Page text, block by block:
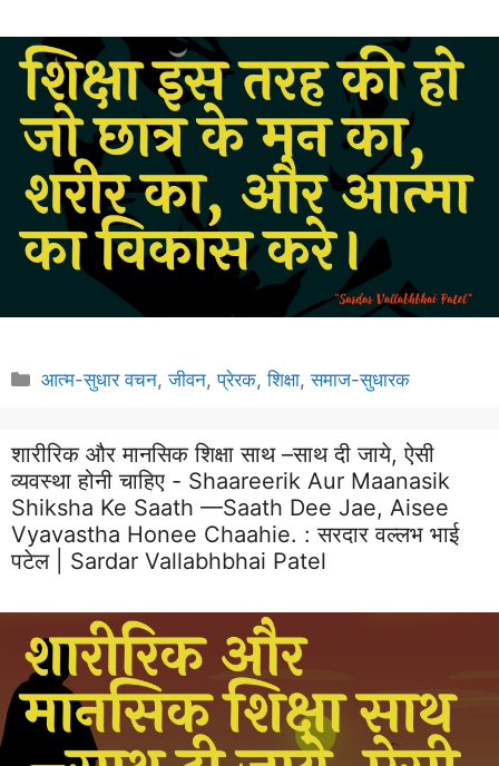
Categories
आत्म-सुधार वचन,जीवन,प्रेरक,शिक्षा,समाज-सुधारक
शारीरिक और मानसिक शिक्षा साथ –साथ दी जाये, ऐसी
व्यवस्था होनी चाहिए - Shaareerik Aur Maanasik
Shiksha Ke Saath —saath Dee Jae, Aisee
Vyavastha Honee Chaahie. :सरदार वल्लभ भाई
पटेल | Sardar Vallabhbhai Patel